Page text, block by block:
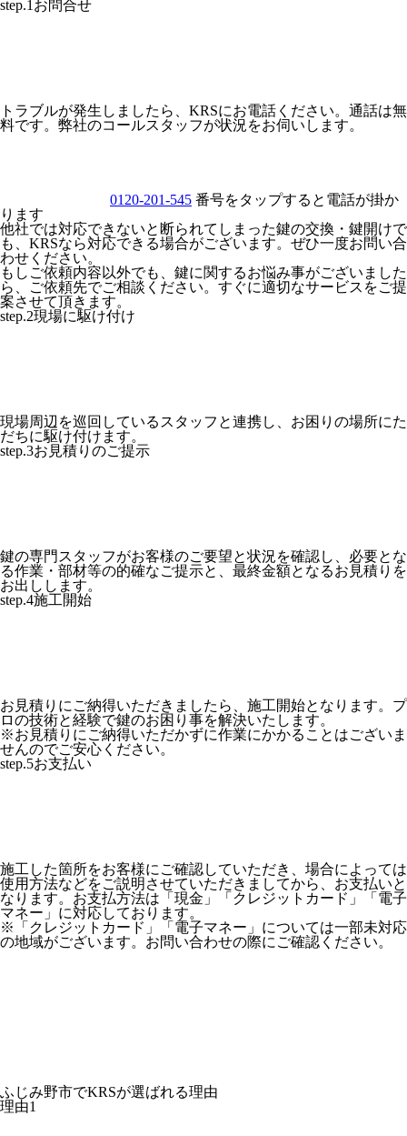
step.1 お問合せ
トラブルが発生しましたら、KRSにお電話ください。通話は無
料です。弊社のコールスタッフが状況をお伺いします。
0120-201-545 番号をタップすると電話が掛か
ります
他社では対応できないと断られてしまった鍵の交換・鍵開けで
も、KRSなら対応できる場合がございます。ぜひ一度お問い合
わせください。
もしご依頼内容以外でも、鍵に関するお悩み事がございました
ら、ご依頼先でご相談ください。すぐに適切なサービスをご提
案させて頂きます。
step.2現場に駆け付け
現場周辺を巡回しているスタッフと連携し、お困りの場所にた
だちに駆け付けます。
step.3お見積りのご提示
鍵の専門スタッフがお客様のご要望と状況を確認し、必要とな
る作業・部材等の的確なご提示と、最終金額となるお見積りを
お出しします。
step.4施工開始
お見積りにご納得いただきましたら、施工開始となります。プ
ロの技術と経験で鍵のお困り事を解決いたします。
※お見積りにご納得いただかずに作業にかかることはございま
せんのでご安心ください。
step.5お支払い
施工した箇所をお客様にご確認していただき、場合によっては
使用方法などをご説明させていただきましてから、お支払いと
なります。お支払方法は「現金」「クレジットカード」「電子
マネー」に対応しております。
※「クレジットカード」「電子マネー」については一部未対応
の地域がございます。お問い合わせの際にご確認ください。
ふじみ野市でKRSが選ばれる理由
理由1